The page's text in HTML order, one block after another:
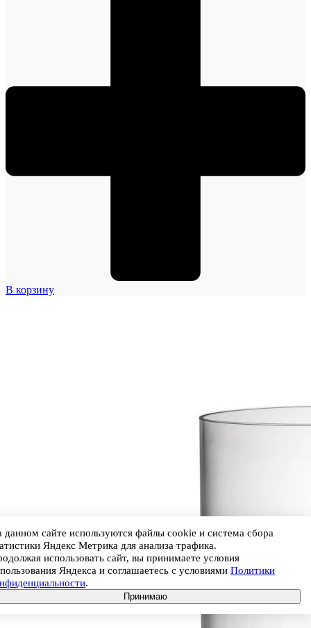
В корзину
данном сайте используются файлы cookie и система сбора
Яндекс Метрика для анализа трафика.
использовать сайт, вы принимаете условия
Яндекса и соглашаетесь с условиями Политики
.
Принимаю